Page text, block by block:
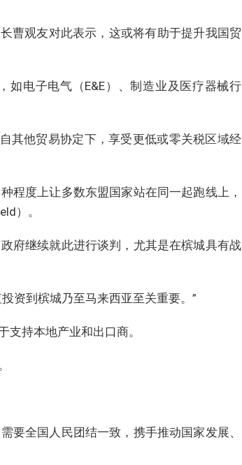
曹观友对此表示，这或将有助于提升我国贸
如电子电气（E&E）、制造业及医疗器械行
其他贸易协定下，享受更低或零关税区域经
程度上让多数东盟国家站在同一起跑线上，
）。
府继续就此进行谈判，尤其是在槟城具有战
资到槟城乃至马来西亚至关重要。”
持本地产业和出口商。
要全国人民团结一致，携手推动国家发展、